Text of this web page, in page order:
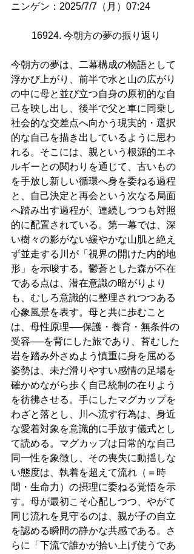
ニンゲン：2025/7/7（月）07:24
16924. 今朝方の夢の振り返り
今朝方の夢は、二幕構成の物語として
浮かび上がり、前半で水と山の広がり
の中に母と並び立つ自身の原初的な自
己を映し出し、後半で父と車に同乗し
社会的な交差点へ向かう現実的・選択
的な自己を描き出しているように思わ
れる。そこには、親という根源的エネ
ルギーとの関わりを通じて、古いもの
を手放し新しい循環へ身を委ねる過程
と、自己決定と再会という次なる局面
へ踏み出す過程が、連続しつつも対照
的に配置されている。第一幕では、深
い樹々の影がない緩やかな山肌と絶え
ず並走する川が「視界の開けた内的地
形」を示唆する。鬱蒼とした森が不在
である点は、潜在意識の暗がりより
も、むしろ意識的に整理されつつある
心象風景を表す。母と共に歩むこと
は、母性原理──保護・養育・無条件の
受容──を背にした旅であり、苔むした
岩を踏み外さぬよう慎重に身を屈める
姿勢は、未だ滑りやすい感情の足場を
確かめながら歩く自己統制の在りよう
を彷彿させる。手にしたマグカップを
わざと落とし、川へ流す行為は、身近
な愛着対象を意識的に手放す儀式とし
て読める。マグカップは日常的な自己
同一性を象徴し、その喪失に動揺しな
い態度は、執着を超えて流れ（＝時
間・生命力）の摂理に委ねる覚悟を示
す。母が最初こそ心配しつつ、やがて
同じ流れを見守るのは、親が子の自立
を認める瞬間の静かな共感である。さ
らに「下流で誰かが拾い上げ使うであ